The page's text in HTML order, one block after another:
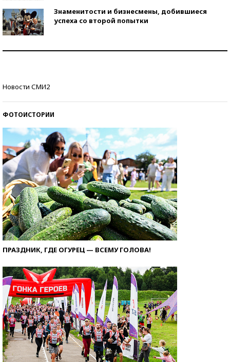
Знаменитости и бизнесмены, добившиеся
успеха со второй попытки
Новости СМИ2
ФОТОИСТОРИИ
ПРАЗДНИК, ГДЕ ОГУРЕЦ — ВСЕМУ ГОЛОВА!